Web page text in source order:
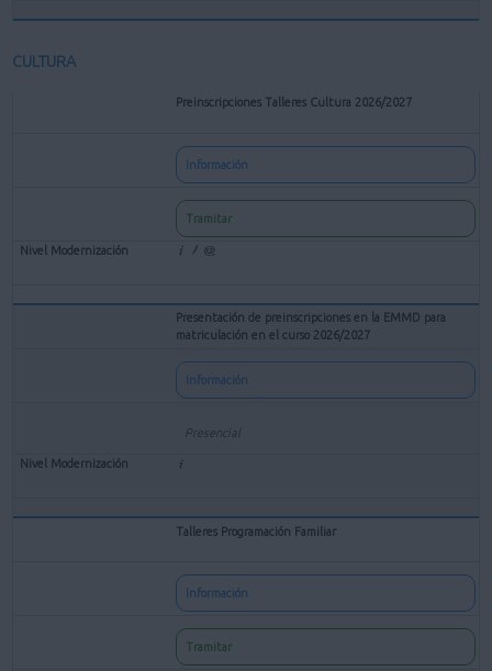
CULTURA
Preinscripciones Talleres Cultura 2026/2027
Información
Tramitar
Presentación de preinscripciones en la EMMD para
matriculación en el curso 2026/2027
Información
Presencial
Talleres Programación Familiar
Información
Tramitar